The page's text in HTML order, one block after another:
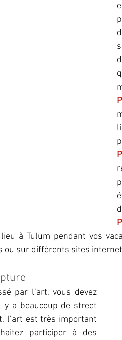
à Tulum pendant vos
ou sur différents sites
par l’art, vous devez
y a beaucoup de street
l’art est très important
participer à des